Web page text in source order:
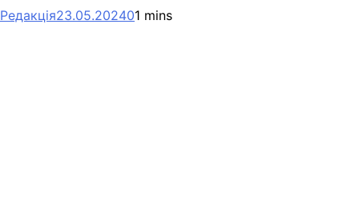
Редакція23.05.202401 mins